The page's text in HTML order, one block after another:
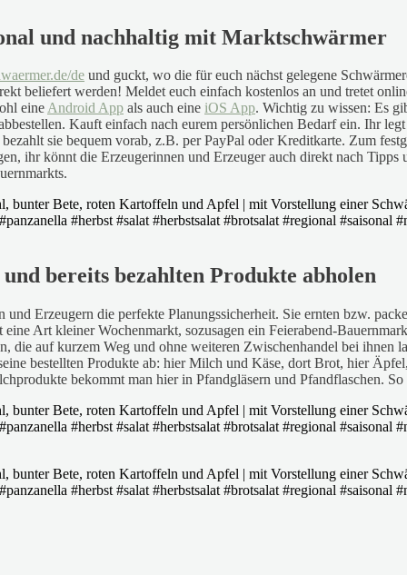
und nachhaltig mit Marktschwärmer
de und guckt, wo die für euch nächst gelegene
beliefert werden! Meldet euch einfach kostenlos an und tretet
eineAndroid App als auch eine iOS App. Wichtig zu wissen: Es
Kauft einfach nach eurem persönlichen Bedarf ein. Ihr
sie bequem vorab, z.B. per PayPal oder Kreditkarte. Zum
ihr könnt die Erzeugerinnen und Erzeuger auch direkt nach
bereits bezahlten Produkte abholen
Erzeugern die perfekte Planungssicherheit. Sie ernten bzw.
Art kleiner Wochenmarkt, sozusagen ein Feierabend-
auf kurzem Weg und ohne weiteren Zwischenhandel bei ihnen
bestellten Produkte ab: hier Milch und Käse, dort Brot, hier
bekommt man hier in Pfandgläsern und Pfandflaschen.